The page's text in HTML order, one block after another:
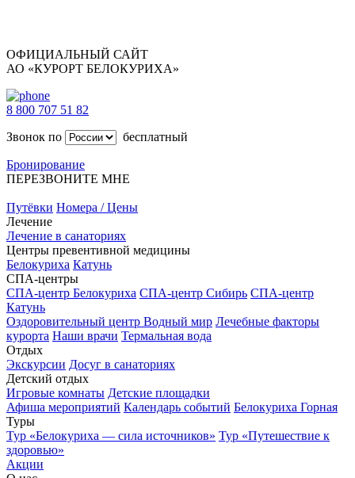
ОФИЦИАЛЬНЫЙ САЙТ
АО «КУРОРТ БЕЛОКУРИХА»
8 800 707 51 82
Звонок по
бесплатный
Бронирование
ПЕРЕЗВОНИТЕ МНЕ
Путёвки Номера / Цены
Лечение
Лечение в санаториях
Центры превентивной медицины
Белокуриха Катунь
СПА-центры
СПА-центр Белокуриха СПА-центр Сибирь СПА-центр
Катунь
Оздоровительный центр Водный мир Лечебные факторы
курорта Наши врачи Термальная вода
Отдых
Экскурсии Досуг в санаториях
Детский отдых
Игровые комнаты Детские площадки
Афиша мероприятий Календарь событий Белокуриха Горная
Туры
Тур «Белокуриха — сила источников» Тур «Путешествие к
здоровью»
Акции